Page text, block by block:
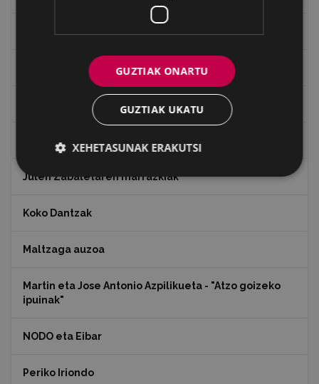
Ignazio Zuloagaren margolanak Eibarko dendetan
Indalecio Ojanguren, Gipuzkoako Foru Aldundia
Juan Antonio Palacios HARRIA
Julen Zabaletaren marrazkiak
Koko Dantzak
Maltzaga auzoa
Martin eta Jose Antonio Azpilikueta - "Atzo goizeko
ipuinak"
NODO eta Eibar
Periko Iriondo
GUZTIAK ONARTU
GUZTIAK UKATU
XEHETASUNAK ERAKUTSI